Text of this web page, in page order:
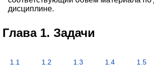
дисциплине.
Глава 1. Задачи
1.1 1.2 1.3 1.4 1.5